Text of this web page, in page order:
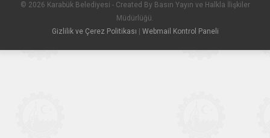
© 2026 Karabük Belediyesi - Created By Basın Yayın ve Halkla İlişkiler
Müdürlüğü.
Gizlilik ve Çerez Politikası
Webmail Kontrol Paneli